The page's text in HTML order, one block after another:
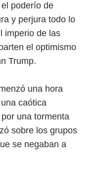
poderío de
y perjura todo lo
imperio de las
el optimismo
Trump.
una hora
caótica
una tormenta
sobre los grupos
se negaban a